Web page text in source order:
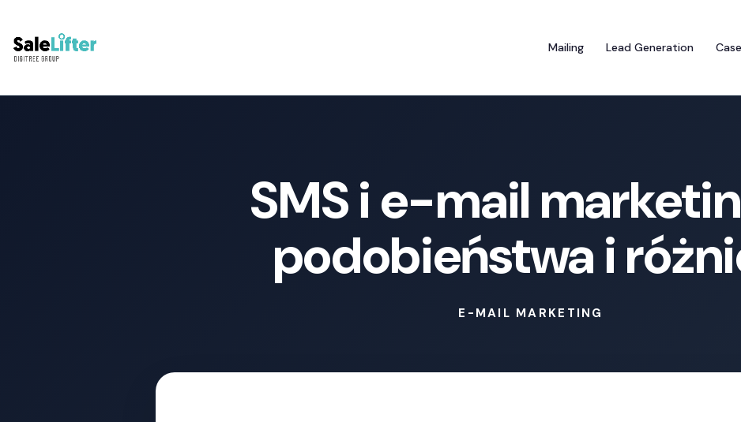
Mailing Lead Generation
SMS i e-mail
podobieństwa i
E-MAIL MARKETING